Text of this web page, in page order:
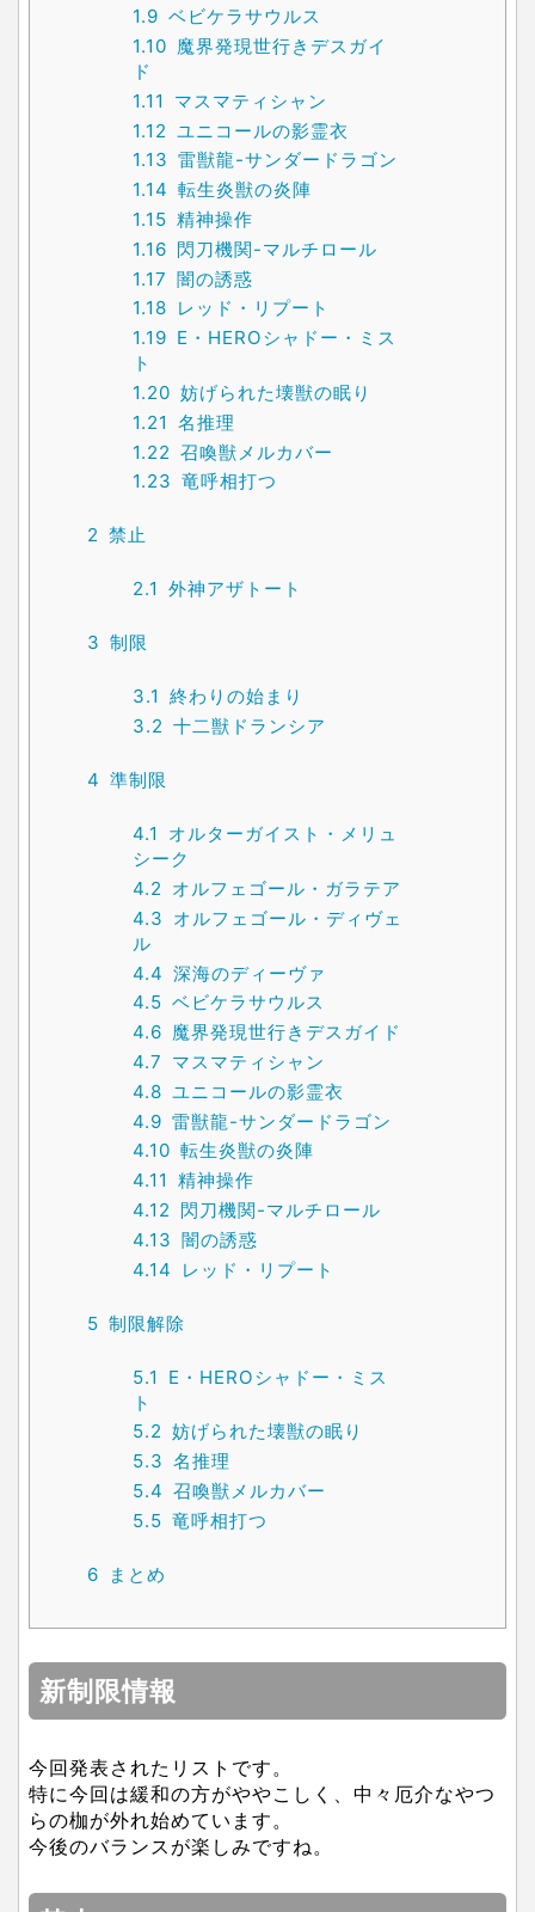
1.9 ベビケラサウルス
1.10 魔界発現世行きデスガイ
ド
1.11
マスマティシャン
1.12 ユニコールの影霊衣
1.13 雷獣龍-サンダードラゴン
1.14 転生炎獣の炎陣
1.15 精神操作
1.16 閃刀機関-マルチロール
1.17 闇の誘惑
1.18 レッド・リプート
1.19 E・HEROシャドー・ミス
ト
1.20 妨げられた壊獣の眠り
1.21 名推理
1.22 召喚獣メルカバー
1.23 竜呼相打つ
2 禁止
2.1 外神アザトート
3 制限
3.1 終わりの始まり
3.2 十二獣ドランシア
4 準制限
4.1
オルターガイスト・メリュ
シーク
4.2 オルフェゴール・ガラテア
4.3 オルフェゴール・ディヴェ
ル
4.4 深海のディーヴァ
4.5 ベビケラサウルス
4.6 魔界発現世行きデスガイド
4.7 マスマティシャン
4.8 ユニコールの影霊衣
4.9 雷獣龍-サンダードラゴン
4.10 転生炎獣の炎陣
4.11 精神操作
4.12 閃刀機関-マルチロール
4.13 闇の誘惑
4.14
レッド・リプート
5 制限解除
5.1
E・HEROシャドー・ミス
ト
5.2 妨げられた壊獣の眠り
5.3 名推理
5.4 召喚獣メルカバー
5.5 竜呼相打つ
6 まとめ
新制限情報
今回発表されたリストです。
特に今回は緩和の方がややこしく、中々厄介なやつ
らの枷が外れ始めています。
今後のバランスが楽しみですね。